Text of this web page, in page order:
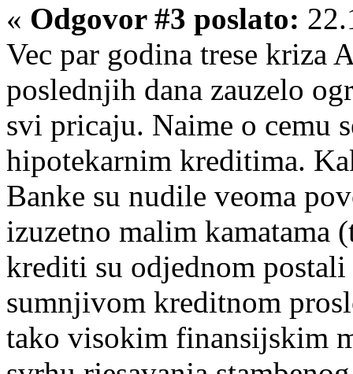
« Odgovor #3 poslato:
Vec par godina trese kriza
poslednjih dana zauzelo
svi pricaju. Naime o cemu
hipotekarnim kreditima.
Banke su nudile veoma
izuzetno malim kamatama
krediti su odjednom
sumnjivom kreditnom
tako visokim finansijskim